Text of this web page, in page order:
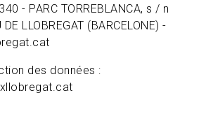
- PARC TORREBLANCA, s / n
LLOBREGAT (BARCELONE) -
des données :